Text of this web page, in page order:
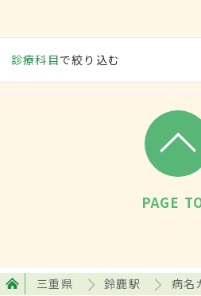
診療科目で絞り込む
PAGE
三重県 鈴鹿駅 病名